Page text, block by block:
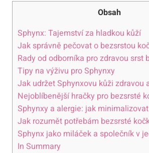
Obsah
Sphynx: Tajemství za hladkou kůží
Jak správně pečovat o bezsrstou
Rady od odborníka pro zdravou srst
Tipy na výživu pro Sphynxy
Jak udržet Sphynxovu kůži zdravou
Nejoblíbenější hračky pro bezsrsté
Sphynxy a alergie: jak
Jak rozumět potřebám bezsrsté
Sphynx jako miláček a společník v
In Summary